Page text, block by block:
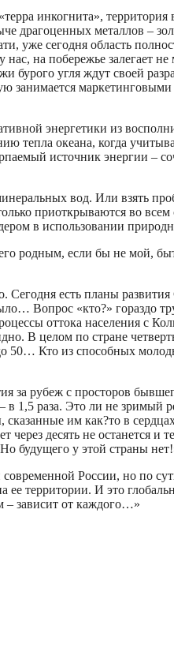
инкогнита», территория
драгоценных металлов –
уже сегодня область
на побережье залегает
бурого угля ждут своей
занимается
энергетики из
тепла океана, когда
источник энергии –
вод. Или взять
приоткрываются во всем
в использовании
родным, если бы не мой,
Сегодня есть планы
Вопрос «кто?» гораздо
оттока населения с
В целом по стране
50… Кто из способных
за рубеж с просторов
1,5 раза. Это ли не зримый
им как?то в
десять не останется и
будущего у этой страны
России, но по
территории. И это
– зависит от каждого…»